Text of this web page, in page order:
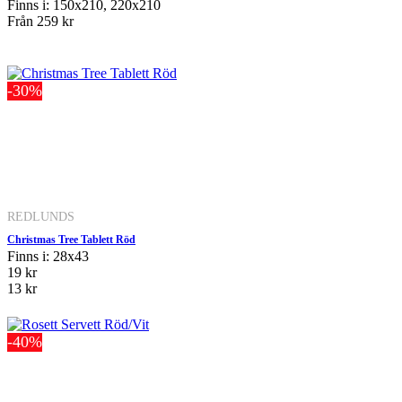
Finns i: 150x210, 220x210
Från 259 kr
-30%
REDLUNDS
Christmas Tree Tablett Röd
Finns i: 28x43
19 kr
13 kr
-40%